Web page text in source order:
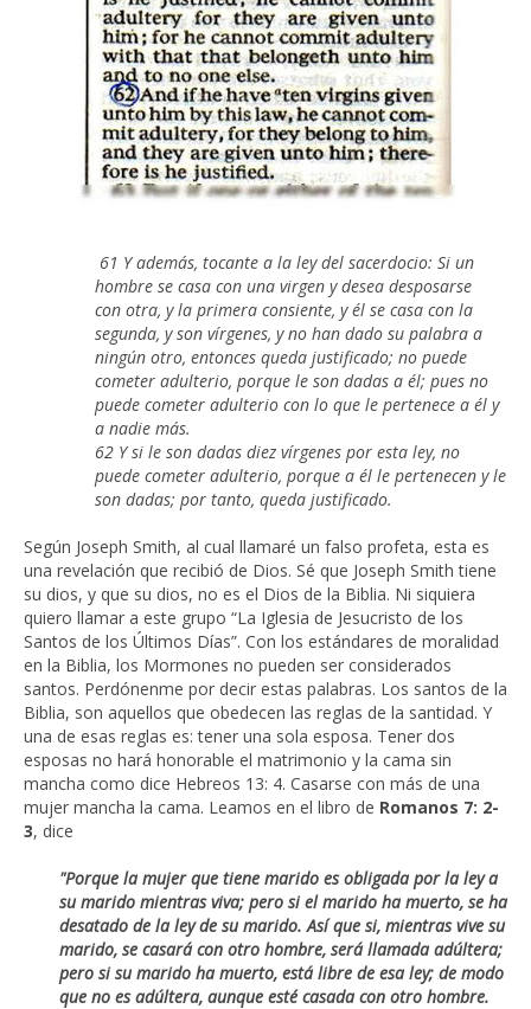
61 Y además, tocante a la ley del sacerdocio: Si un
hombre se casa con una virgen y desea desposarse
con otra, y la primera consiente, y él se casa con la
segunda, y son vírgenes, y no han dado su palabra a
ningún otro, entonces queda justificado; no puede
cometer adulterio, porque le son dadas a él; pues no
puede cometer adulterio con lo que le pertenece a él y
a nadie más.
62 Y si le son dadas diez vírgenes por esta ley, no
puede cometer adulterio, porque a él le pertenecen y le
son dadas; por tanto, queda justificado.
Según Joseph Smith, al cual llamaré un falso profeta, esta es
una revelación que recibió de Dios. Sé que Joseph Smith tiene
su dios, y que su dios, no es el Dios de la Biblia. Ni siquiera
quiero llamar a este grupo “La Iglesia de Jesucristo de los
Santos de los Últimos Días”. Con los estándares de moralidad
en la Biblia, los Mormones no pueden ser considerados
santos. Perdónenme por decir estas palabras. Los santos de la
Biblia, son aquellos que obedecen las reglas de la santidad. Y
una de esas reglas es: tener una sola esposa. Tener dos
esposas no hará honorable el matrimonio y la cama sin
mancha como dice Hebreos 13: 4. Casarse con más de una
mujer mancha la cama. Leamos en el libro de Romanos 7: 2-
3, dice
"Porque la mujer que tiene marido es obligada por la ley a
su marido mientras viva; pero si el marido ha muerto, se ha
desatado de la ley de su marido. Así que si, mientras vive su
marido, se casará con otro hombre, será llamada adúltera;
pero si su marido ha muerto, está libre de esa ley; de modo
que no es adúltera, aunque esté casada con otro hombre.